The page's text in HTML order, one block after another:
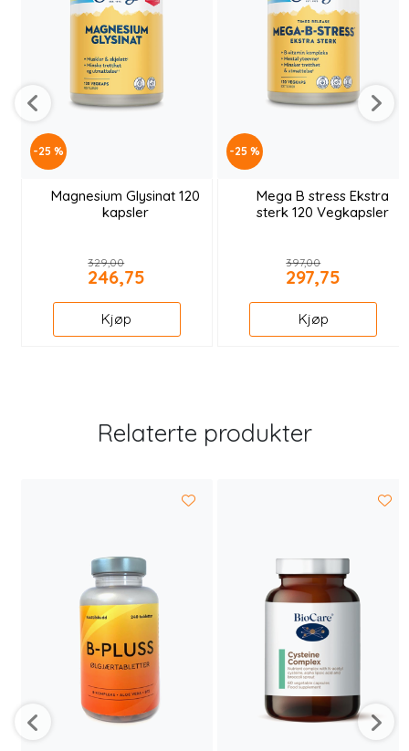
-25 %
Magnesium Glysinat 120
kapsler
329,00
246,75
Kjøp
-25 %
Mega B stress Ekstra
sterk 120 Vegkapsler
397,00
297,75
Kjøp
Relaterte produkter